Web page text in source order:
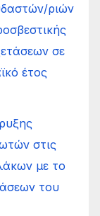
ριών
σε
έτος
στις
με το
του